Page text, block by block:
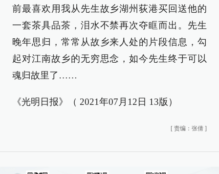
前最喜欢用我从先生故乡湖州荻港买回送他的
一套茶具品茶，泪水不禁再次夺眶而出。先生
晚年思归，常常从故乡来人处的片段信息，勾
起对江南故乡的无穷思念，如今先生终于可以
魂归故里了……
《光明日报》（ 2021年07月12日 13版）
[ 责编：张倩 ]